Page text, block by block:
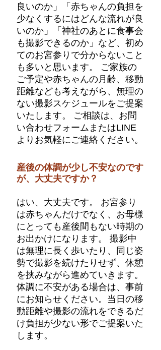
良いのか」「赤ちゃんの負担を
少なくするにはどんな流れが良
いのか」「神社のあとに食事会
も撮影できるのか」など、初め
てのお宮参りで分からないこと
も多いと思います。 ご家族の
ご予定や赤ちゃんの月齢、移動
距離なども考えながら、無理の
ない撮影スケジュールをご提案
いたします。 ご相談は、お問
い合わせフォームまたはLINE
よりお気軽にご連絡ください。
産後の体調が少し不安なのです
が、大丈夫ですか？
はい、大丈夫です。 お宮参り
は赤ちゃんだけでなく、お母様
にとっても産後間もない時期の
お出かけになります。 撮影中
は無理に長く歩いたり、同じ姿
勢で撮影を続けたりせず、休憩
を挟みながら進めていきます。
体調に不安がある場合は、事前
にお知らせください。当日の移
動距離や撮影の流れをできるだ
け負担が少ない形でご提案いた
します。